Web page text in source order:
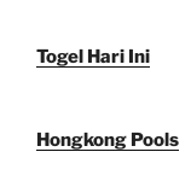
Togel Hari Ini
Hongkong Pools